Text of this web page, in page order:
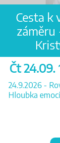
Cesta k
záměru
Čt 24.09.
24.9.2026 -
Hloubka